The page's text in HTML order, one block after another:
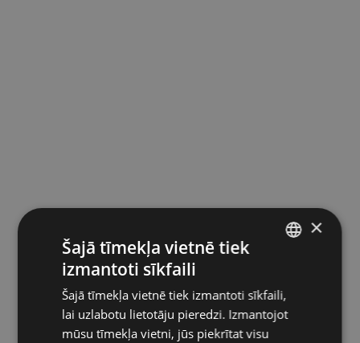
ENGLISH
RUSSIAN
×
Šajā tīmekļa vietnē tiek
izmantoti sīkfaili
Šajā tīmekļa vietnē tiek izmantoti sīkfaili,
lai uzlabotu lietotāju pieredzi. Izmantojot
mūsu tīmekļa vietni, jūs piekrītat visu